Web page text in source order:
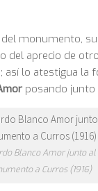
monumento,
del aprecio de
así lo atestigua la
posando junto
Blanco Amor junto al
a Curros (1916)